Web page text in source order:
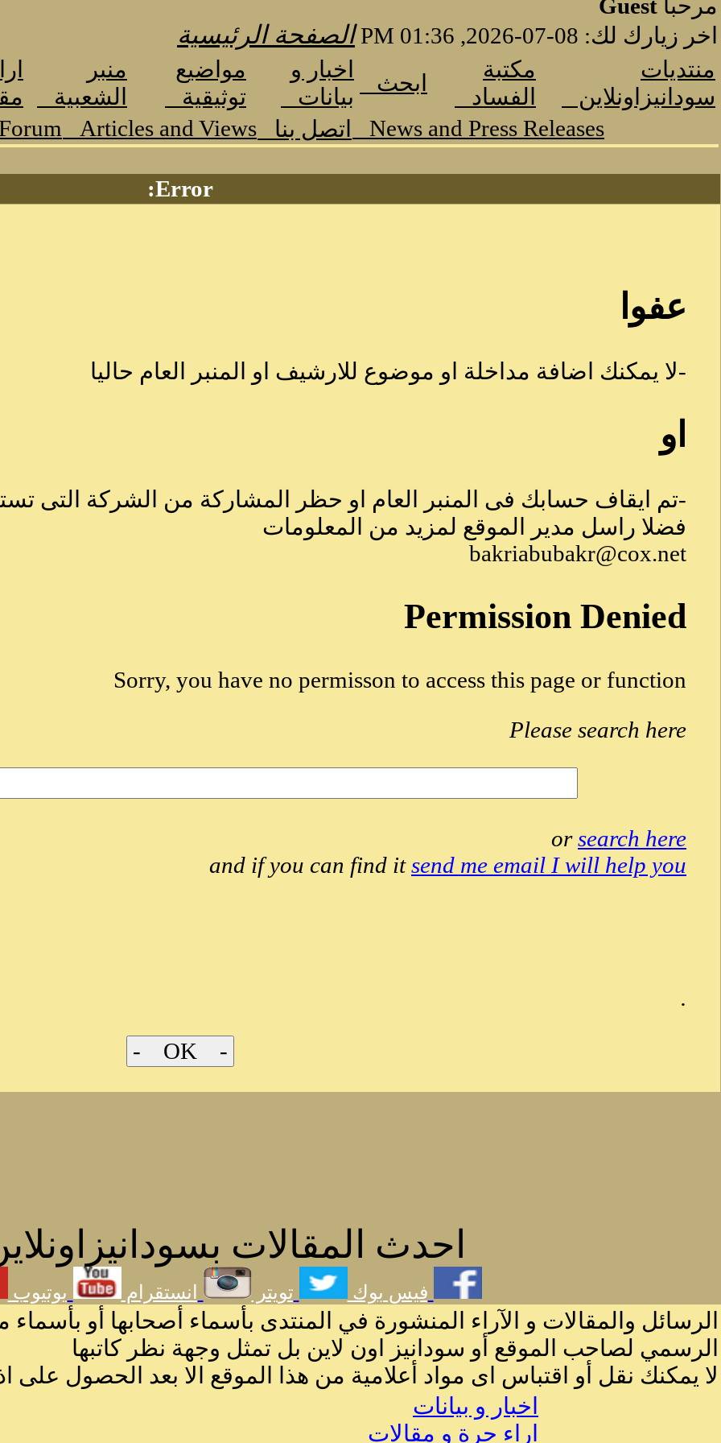
مرحبا Guest
اخر زيارك لك: 08-07-2026, 01:36 PM
الصفحة الرئيسية
منتديات
سودانيزاونلاين
مكتبة
الفساد
ابحث
اخبار و
بيانات
مواضيع
توثيقية
منبر
الشعبية
News and Press Releases
اتصل بنا Articles and Views
Error:
عفوا
-لا يمكنك اضافة مداخلة او موضوع للارشيف او المنبر العام حاليا
او
-تم ايقاف حسابك فى المنبر العام او حظر المشاركة من الشركة التى
فضلا راسل مدير الموقع لمزيد من المعلومات
bakriabubakr@cox.net
Permission Denied
Sorry, you have no permisson to access this page or function
Please search here
orsearch here
and if you can find itsend me email I will help you
.
احدث المقالات
فيس بوك تويتر انستقرام يوتيوب
الرسائل والمقالات و الآراء المنشورة في المنتدى بأسماء أصحابها أو
الرسمي لصاحب الموقع أو سودانيز اون لاين بل تمثل وجهة نظر كاتبها
لا يمكنك نقل أو اقتباس اى مواد أعلامية من هذا الموقع الا بعد الحصول على
اخبار و بيانات
اراء حرة و مقالات